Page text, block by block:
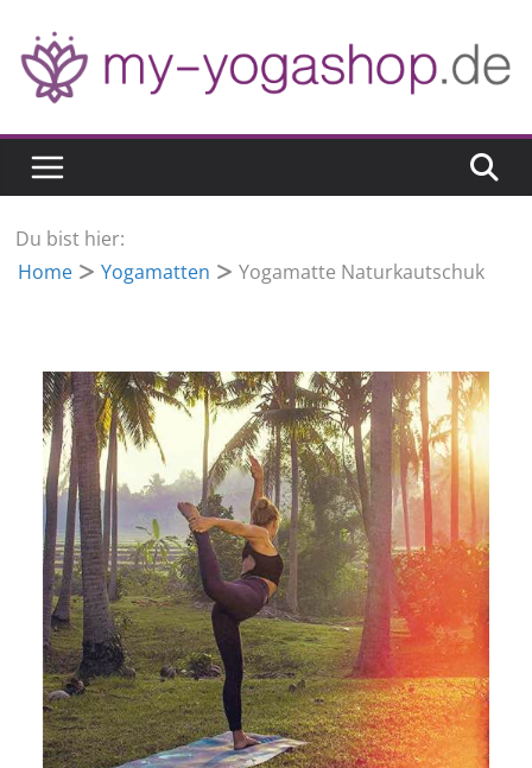
Inhalt
springen
Du bist hier:
Home
Yogamatten Yogamatte Naturkautschuk